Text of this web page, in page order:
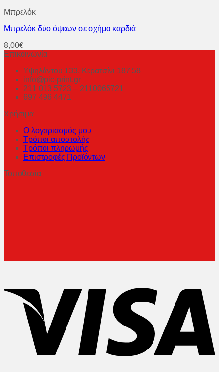
Μπρελόκ
Μπρελόκ δύο όψεων σε σχήμα καρδιά
8,00€
Επικοινωνία
Υψηλάντου 133, Κερατσίνι 187 58
info@pic-print.gr
211 013 5723 – 2110065721
697 496 4471
Χρήσιμα
Ο λογαριασμός μου
Τρόποι αποστολής
Τρόποι πληρωμής
Επιστροφές Προϊόντων
Τοποθεσία